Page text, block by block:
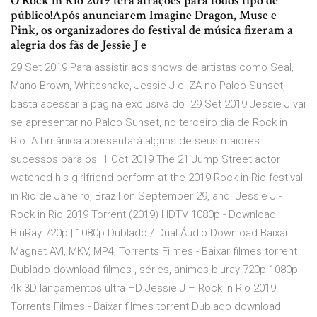
público!Após anunciarem Imagine Dragon, Muse e
Pink, os organizadores do festival de música fizeram a
alegria dos fãs de Jessie J e
29 Set 2019 Para assistir aos shows de artistas como Seal,
Mano Brown, Whitesnake, Jessie J e IZA no Palco Sunset,
basta acessar a página exclusiva do 29 Set 2019 Jessie J vai
se apresentar no Palco Sunset, no terceiro dia de Rock in
Rio. A britânica apresentará alguns de seus maiores
sucessos para os 1 Oct 2019 The 21 Jump Street actor
watched his girlfriend perform at the 2019 Rock in Rio festival
in Rio de Janeiro, Brazil on September 29, and Jessie J -
Rock in Rio 2019 Torrent (2019) HDTV 1080p - Download
BluRay 720p | 1080p Dublado / Dual Áudio Download Baixar
Magnet AVI, MKV, MP4, Torrents Filmes - Baixar filmes torrent
Dublado download filmes , séries, animes bluray 720p 1080p
4k 3D lançamentos ultra HD Jessie J – Rock in Rio 2019.
Torrents Filmes - Baixar filmes torrent Dublado download